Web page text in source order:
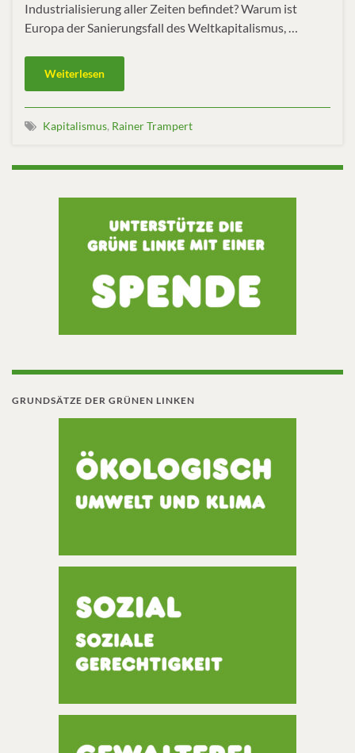
Industrialisierung aller Zeiten befindet? Warum ist
Europa der Sanierungsfall des Weltkapitalismus, …
Weiterlesen
Kapitalismus, Rainer Trampert
GRUNDSÄTZE DER GRÜNEN LINKEN